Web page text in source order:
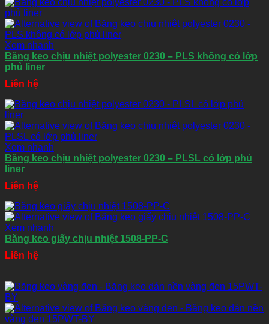
Xem nhanh
Băng keo chịu nhiệt polyester 0230 – PLS không có lớp
phủ liner
Liên hệ
Xem nhanh
Băng keo chịu nhiệt polyester 0230 – PLSL có lớp phủ
liner
Liên hệ
Xem nhanh
Băng keo giấy chịu nhiệt 1508-PP-C
Liên hệ